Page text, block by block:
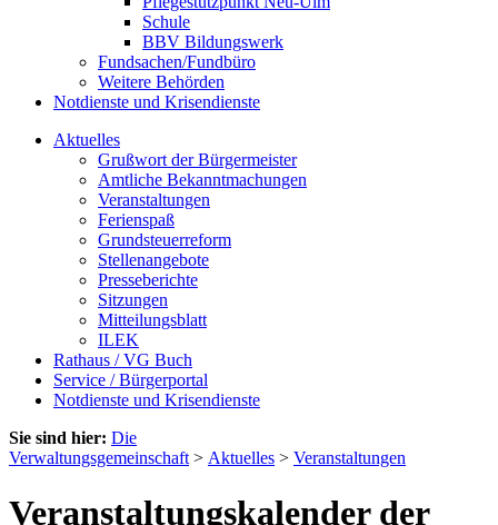
Schule
BBV Bildungswerk
Fundsachen/Fundbüro
Weitere Behörden
Notdienste und Krisendienste
Aktuelles
Grußwort der Bürgermeister
Amtliche Bekanntmachungen
Veranstaltungen
Ferienspaß
Grundsteuerreform
Stellenangebote
Presseberichte
Sitzungen
Mitteilungsblatt
ILEK
Rathaus / VG Buch
Service / Bürgerportal
Notdienste und Krisendienste
Sie sind hier: Die
Verwaltungsgemeinschaft > Aktuelles > Veranstaltungen
Veranstaltungskalender der